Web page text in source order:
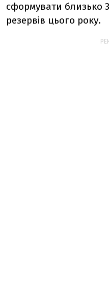
сформувати близько
резервів цього року.